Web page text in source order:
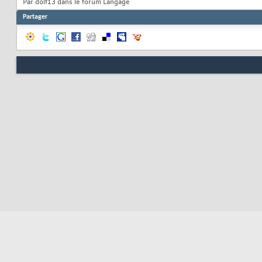
Par dolf13 dans le forum Langage
Partager